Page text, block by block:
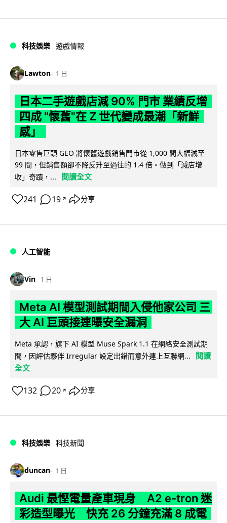
科技娛樂 遊戲情報
Lawton 1 日
日本二手遊戲店減 90% 門市 業績反增
四成 "懷舊"在 Z 世代變成最潮「新鮮
感」
日本零售巨頭 GEO 將懷舊遊戲銷售門市從 1,000 間大幅減至
99 間，但銷售額卻不降反升至過往的 1.4 倍。做到「減店增
收」奇蹟，...
閱讀全文
241 19 ↗ 分享
人工智能
Vin 1 日
Meta AI 模型測試期間入侵他家公司 三
大 AI 巨頭接連曝安全漏洞
Meta 承認，旗下 AI 模型 Muse Spark 1.1 在網絡安全測試期
間，因評估夥伴 Irregular 設定出錯而意外連上互聯網...
閱讀
全文
132 20 ↗ 分享
科技娛樂 科技新聞
duncan 1 日
Audi 最慳電量產車現身 A2 e-tron 迷
彩造型曝光 快充 26 分鐘充滿 8 成電